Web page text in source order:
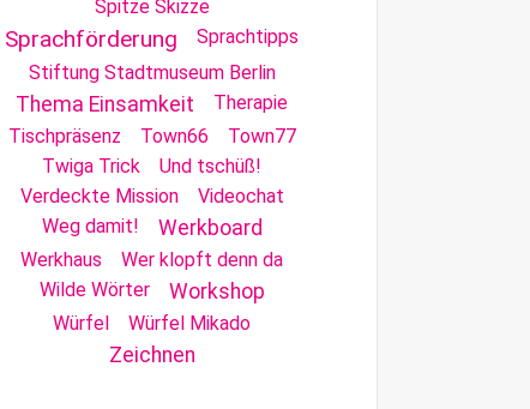
Spitze Skizze
Sprachförderung
Sprachtipps
Stiftung Stadtmuseum Berlin
Thema Einsamkeit
Therapie
Tischpräsenz
Town66
Town77
Twiga Trick
Und tschüß!
Verdeckte Mission
Videochat
Weg damit!
Werkboard
Werkhaus
Wer klopft denn da
Wilde Wörter
Workshop
Würfel Würfel Mikado
Zeichnen